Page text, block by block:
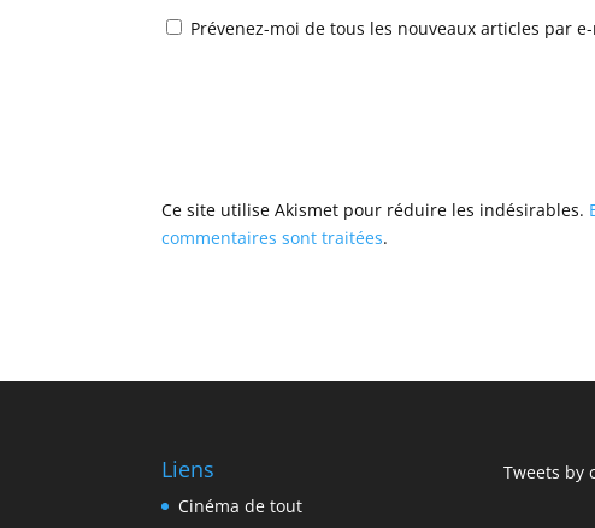
Prévenez-moi de tous les nouveaux articles par
Ce site utilise Akismet pour réduire les indésirables.
commentaires sont traitées.
Liens
Cinéma de tout
Tweets by